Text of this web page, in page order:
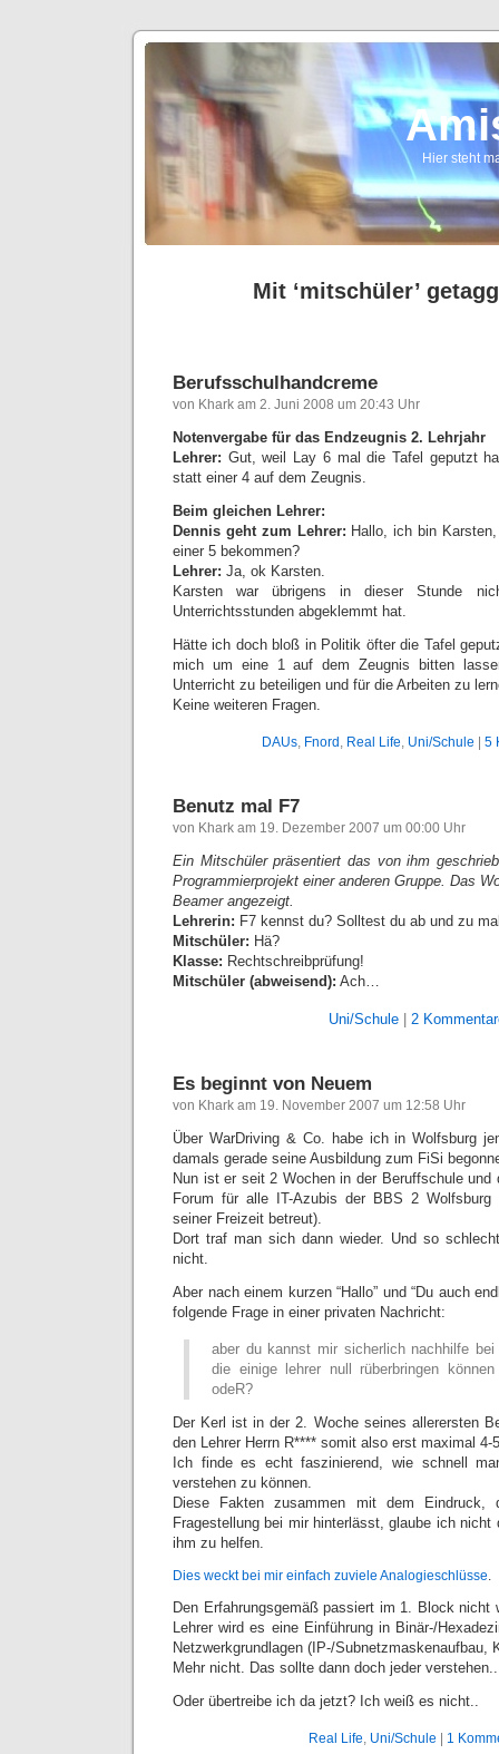
Hier steht
Mit ‘mitschüler’
Berufsschulhandcreme
von Khark am 2. Juni 2008 um 20:43 Uhr
Notenvergabe für das Endzeugnis 2. Lehrjahr
Lehrer: Gut, weil Lay 6 mal die Tafel geputzt
statt einer 4 auf dem Zeugnis.
Beim gleichen Lehrer:
Dennis geht zum Lehrer: Hallo, ich bin
einer 5 bekommen?
Lehrer: Ja, ok Karsten.
Karsten war übrigens in dieser Stunde
Unterrichtsstunden abgeklemmt hat.
Hätte ich doch bloß in Politik öfter die Tafel
mich um eine 1 auf dem Zeugnis bitten
Unterricht zu beteiligen und für die Arbeiten zu
Keine weiteren Fragen.
DAUs, Fnord , Real Life, Uni/Schule 5
Benutz mal F7
von Khark am 19. Dezember 2007 um 00:00 Uhr
Ein Mitschüler präsentiert das von ihm
Programmierprojekt einer anderen Gruppe. Das
Beamer angezeigt.
Lehrerin: F7 kennst du? Solltest du ab und zu
Mitschüler: Hä?
Klasse: Rechtschreibprüfung!
Mitschüler (abweisend): Ach…
Uni/Schule 2
Es beginnt von Neuem
von Khark am 19. November 2007 um 12:58 Uhr
Über WarDriving & Co. habe ich in Wolfsburg
damals gerade seine Ausbildung zum FiSi
Nun ist er seit 2 Wochen in der Beruffschule und
Forum für alle IT-Azubis der BBS 2
seiner Freizeit betreut).
Dort traf man sich dann wieder. Und so
nicht.
Aber nach einem kurzen “Hallo” und “Du auch
folgende Frage in einer privaten Nachricht:
aber du kannst mir sicherlich nachhilfe bei
die einige lehrer null rüberbringen
odeR?
Der Kerl ist in der 2. Woche seines allerersten
den Lehrer Herrn R**** somit also erst maximal 4-
Ich finde es echt faszinierend, wie schnell
verstehen zu können.
Diese Fakten zusammen mit dem Eindruck,
Fragestellung bei mir hinterlässt, glaube ich
ihm zu helfen.
Dies weckt bei mir einfach zuviele Analogieschlüsse.
Den Erfahrungsgemäß passiert im 1. Block nicht
Lehrer wird es eine Einführung in Binär-/
Netzwerkgrundlagen (IP-/Subnetzmaskenaufbau,
Mehr nicht. Das sollte dann doch jeder verstehen..
Oder übertreibe ich da jetzt? Ich weiß es nicht..
Real Life, Uni/Schule 1